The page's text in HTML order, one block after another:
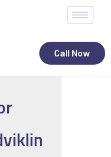
Call Now